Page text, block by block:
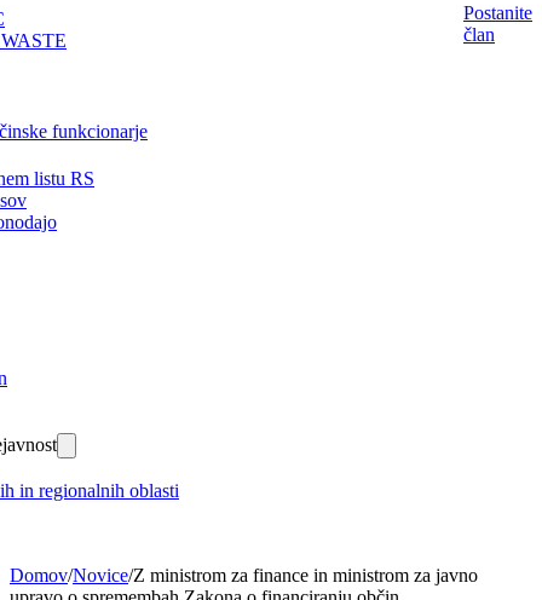
funkcionarje
listu RS
in regionalnih oblasti
Postanite
član
Domov/Novice/Z ministrom za finance in ministrom za javno